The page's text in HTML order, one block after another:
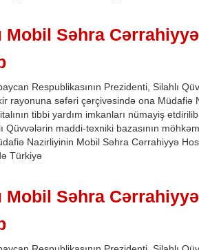
Mobil Səhra
Respublikasının Prezidenti, Silahlı
rayonuna səfəri çərçivəsində ona Müdafiə
tibbi yardım imkanları nümayiş
Qüvvələrin maddi-texniki bazasının
Nazirliyinin Mobil Səhra Cərrahiyyə
Türkiyə
Mobil Səhra